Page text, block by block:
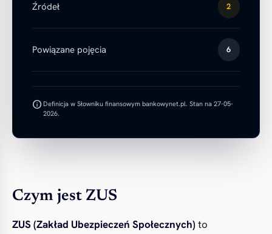
Źródeł 2
Powiązane pojęcia 6
infoDefinicja w Słowniku finansowym bankowynet.pl. Stan na 27-05-
2026.
Czym jest ZUS
ZUS (Zakład Ubezpieczeń Społecznych)to